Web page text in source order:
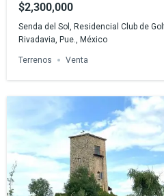
$2,300,000
Senda del Sol, Residencial Club de
Rivadavia, Pue., México
Terrenos Venta